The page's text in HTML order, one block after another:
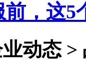
，这5
动态 >